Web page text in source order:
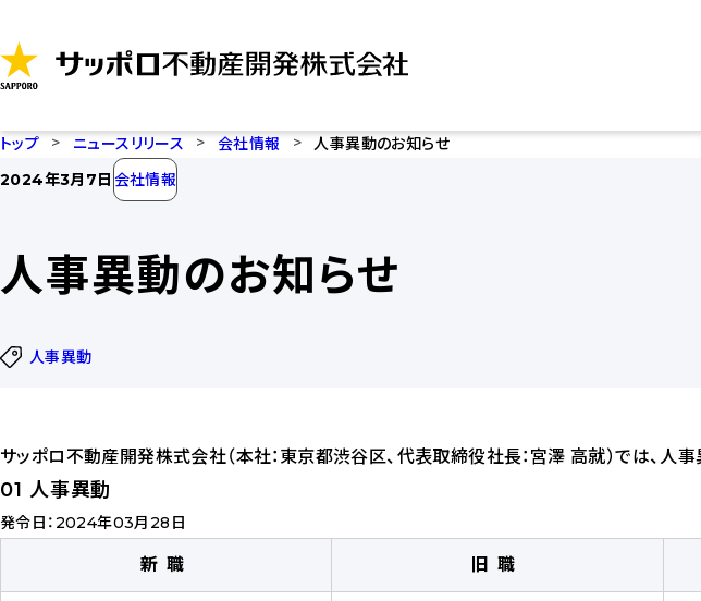
ン
テ
ツ
プ
トップ ニュースリリース 会社情報
人事異動のお知らせ
2024年3月7日 会社情報
人事異動のお知らせ
人事異動
サッポロ不動産開発株式会社（本社：東京都渋谷区、代表取締役社長：宮澤 高就）では、人
01 人事異動
発令日：2024年03月28日
新職 旧職